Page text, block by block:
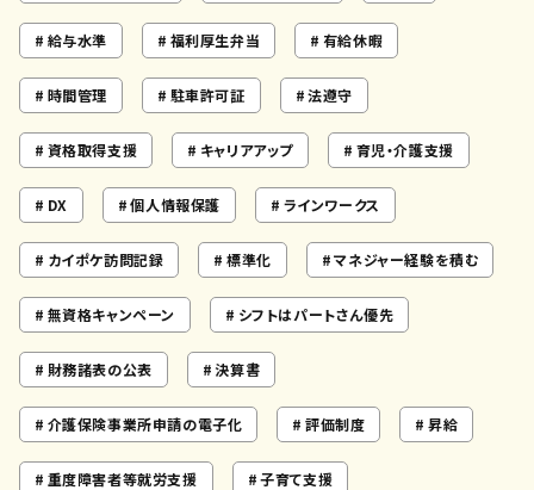
給与水準 福利厚生弁当 有給休暇
時間管理 駐車許可証 法遵守
資格取得支援 キャリアアップ 育児・介護支援
DX 個人情報保護 ラインワークス
カイポケ訪問記録 標準化 マネジャー経験を積む
無資格キャンペーン シフトはパートさん優先
財務諸表の公表 決算書
介護保険事業所申請の電子化 評価制度 昇給
重度障害者等就労支援 子育て支援